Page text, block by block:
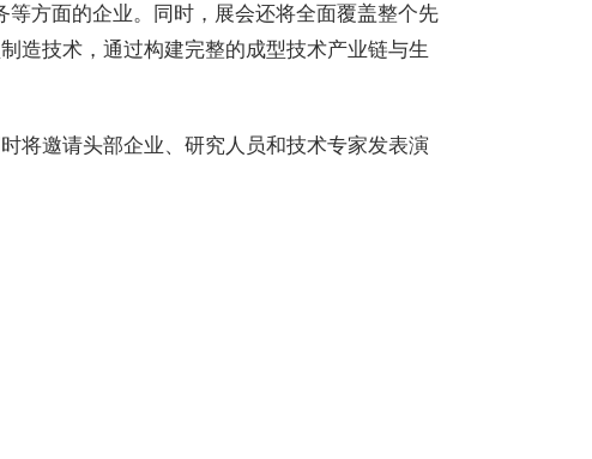
等方面的企业。同时，展会还将全面覆盖整个先
造技术，通过构建完整的成型技术产业链与生
将邀请头部企业、研究人员和技术专家发表演